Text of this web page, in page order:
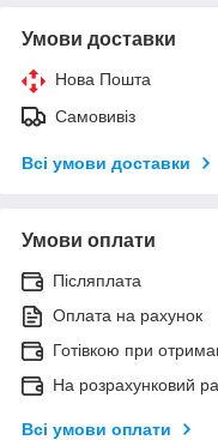
Умови доставки
Нова Пошта
Самовивіз
Всі умови доставки
Умови оплати
Післяплата
Оплата на рахунок
Готівкою при
На розрахунковий
Всі умови оплати